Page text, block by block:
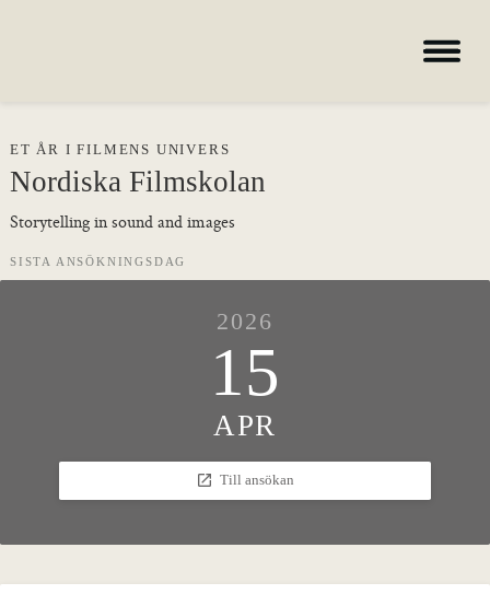
Hem
Kurser
Om skolan
Nyheter
ET ÅR I FILMENS UNIVERS
Nordiska Filmskolan
Storytelling in sound and images
SISTA ANSÖKNINGSDAG
2026
15
APR
launch Till ansökan